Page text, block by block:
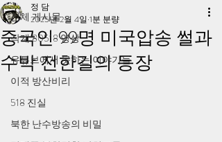
전체 게시물
작계 80518 영상
유튜브에서 못하는 이야기들
이적 방산비리
518 진실
북한 난수방송의 비밀
중국인 99명 미국압송 썰과
수박 전한길의 등장
정 담
2025년 2월 4일 1분 분량